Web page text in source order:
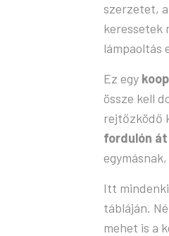
szerzetet,
keressetek
lámpaoltás
Ez egy
össze kell
rejtőzködő
fordulón
Itt
tábláján.
mehet is a